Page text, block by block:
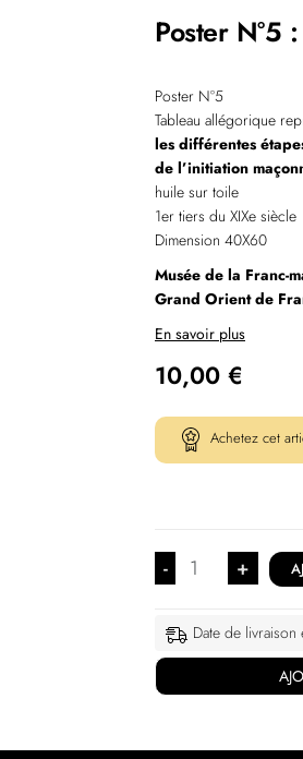
Poster N°5
Poster N°5
Tableau allégorique
les différentes
de l’initiation
huile sur toile
1er tiers du XIXe siècle
Dimension 40X60
Musée de la Franc-
Grand Orient de
En savoir plus
10,00 €
Achetez cet
- +
Date de